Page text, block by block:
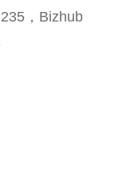
，Bizhub